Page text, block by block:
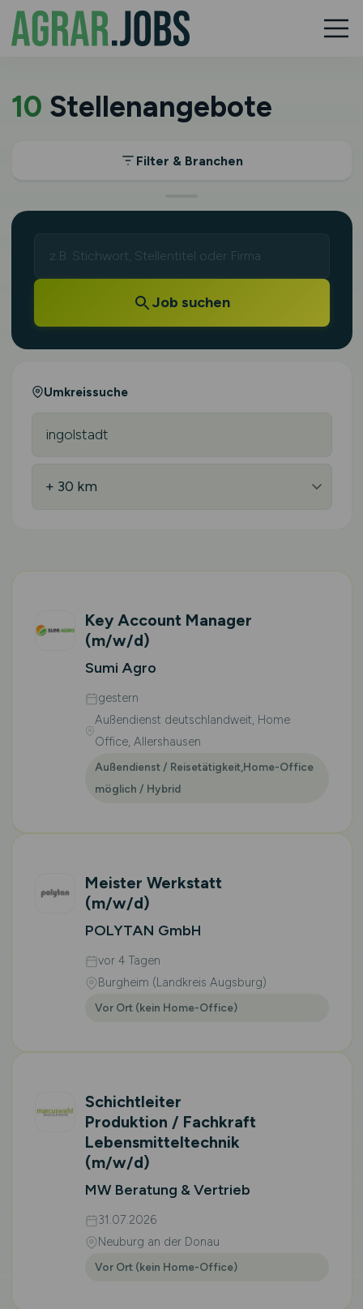
10 Stellenangebote
Filter & Branchen
Job suchen
Umkreissuche
Key Account Manager
(m/w/d)
Sumi Agro
gestern
Außendienst deutschlandweit, Home
Office, Allershausen
Außendienst / Reisetätigkeit,Home-Office
möglich / Hybrid
Meister Werkstatt
(m/w/d)
POLYTAN GmbH
vor 4 Tagen
Burgheim (Landkreis Augsburg)
Vor Ort (kein Home-Office)
Schichtleiter
Produktion / Fachkraft
Lebensmitteltechnik
(m/w/d)
MW Beratung & Vertrieb
31.07.2026
Neuburg an der Donau
Vor Ort (kein Home-Office)